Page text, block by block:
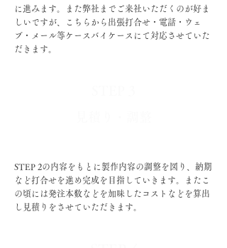
に進みます。また弊社までご来社いただくのが好ま
しいですが、こちらから出張打合せ・電話・ウェ
ブ・メール等​ケースバイケースにて対応させていた
だきます。
STEP 2の内容をもとに製作内容の調整を図り、納期
など打合せを進め完成を目指していきます。またこ
の頃には発注本数などを加味したコストなどを算出
し見積りをさせていただきます。